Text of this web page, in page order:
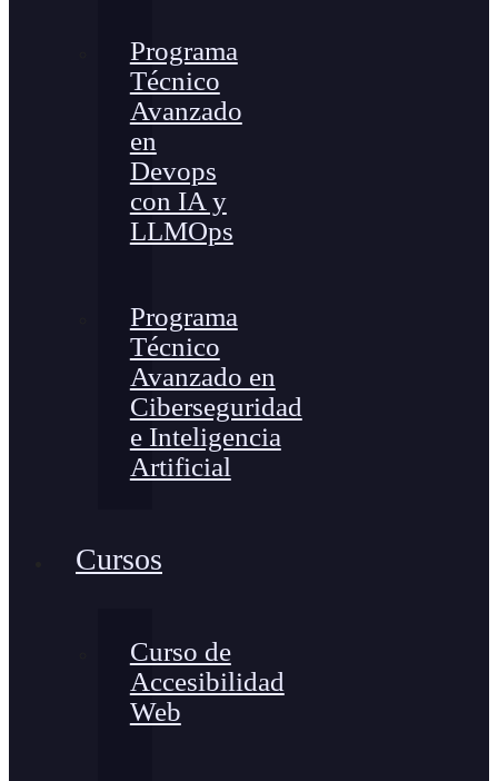
Programa
Técnico
Avanzado
en
Devops
con IA y
LLMOps
Programa
Técnico
Avanzado en
Ciberseguridad
e Inteligencia
Artificial
Cursos
Curso de
Accesibilidad
Web